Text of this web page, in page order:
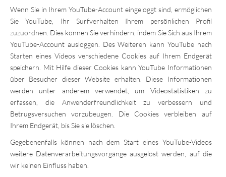
Wenn Sie in Ihrem YouTube-Account eingeloggt sind, ermöglichen
Sie YouTube, Ihr Surfverhalten Ihrem persönlichen Profil
zuzuordnen. Dies können Sie verhindern, indem Sie Sich aus Ihrem
YouTube-Account ausloggen. Des Weiteren kann YouTube nach
Starten eines Videos verschiedene Cookies auf Ihrem Endgerät
speichern. Mit Hilfe dieser Cookies kann YouTube Informationen
über Besucher dieser Website erhalten. Diese Informationen
werden unter anderem verwendet, um Videostatistiken zu
erfassen, die Anwenderfreundlichkeit zu verbessern und
Betrugsversuchen vorzubeugen. Die Cookies verbleiben auf
Ihrem Endgerät, bis Sie sie löschen.
Gegebenenfalls können nach dem Start eines YouTube-Videos
weitere Datenverarbeitungsvorgänge ausgelöst werden, auf die
wir keinen Einfluss haben.